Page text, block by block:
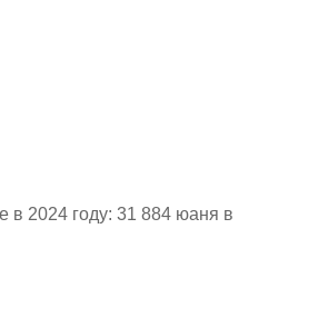
в 2024 году: 31 884 юаня в